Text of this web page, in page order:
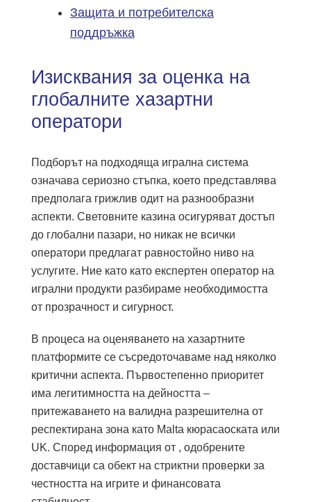
Защита и потребителска
поддръжка
Изисквания за оценка на
глобалните хазартни
оператори
Подборът на подходящa игрална система
означава сериозно стъпка, което представлява
предполага грижлив одит на разнообразни
аспекти. Световните казина осигуряват достъп
до глобални пазари, но никак не всички
оператори предлагат равностойно ниво на
услугите. Ние като като експертен оператор на
игрални продукти разбираме необходимостта
от прозрачност и сигурност.
В процеса на оценяването на хазартните
платформите се съсредоточаваме над няколко
критични аспекта. Първостепенно приоритет
има легитимността на дейността –
притежаването на валидна разрешителна от
респектирана зона като Malta кюрасаоската или
UK. Според информация от , одобрените
доставчици са обект на стриктни проверки за
честността на игрите и финансовата